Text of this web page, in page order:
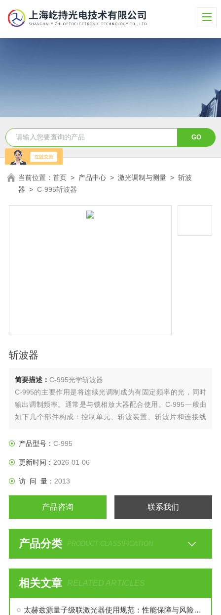
当前位置：首页 > 产品中心 >激光调制与测量 >斩波
器 >C-995斩波器
斩波器
简要描述： C-995光学斩波器
C-995的主要作用是将连续光调制成为有固定频率的光，同时
输出调制频率。通常是与锁相放大器配合使用。C-995一般由
如下几个部件构成：控制单元、斩波装置、斩波片和连接线
产品型号： C-995
更新时间： 2026-01-06
访 问 量： 2013
产品咨询 联系我们
产品分类 PRODUCT CLASSIFICATION
相关文章 RELATED ARTICLES
太赫兹源量子级联激光器使用规范：性能保障与风险防控的双重要求